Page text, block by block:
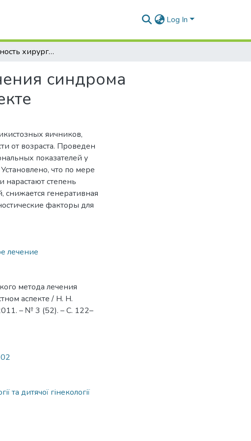
Log In
Эффективность хирургического метода лечения синдрома поликистозных яичников в возрастном аспекте
синдрома
яичников,
от возраста. Проведен
показателей у
что по мере
нарастают степень
генеративная
факторы для
лечение
метода лечения
аспекте / Н. Н.
– № 3 (52). – С. 122–
та дитячої гінекології